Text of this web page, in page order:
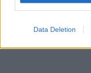
Data Deletion